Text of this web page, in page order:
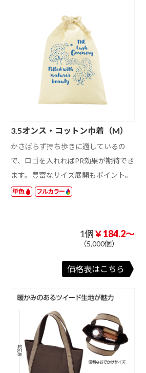
3.5オンス・コットン巾着（M）
かさばらず持ち歩きに適しているの
で、ロゴを入れればPR効果が期待でき
ます。豊富なサイズ展開もポイント。
単色 フルカラー
1個￥184.2～
（5,000個）
価格表はこちら